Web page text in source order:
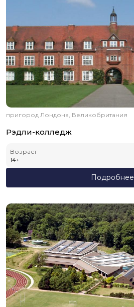
пригород Лондона, Великобритания
Рэдли-колледж
Возраст
14+
Подробнее